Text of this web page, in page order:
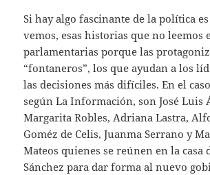
Si hay algo fascinante de la política
vemos, esas historias que no leemos
parlamentarias porque las
“fontaneros”, los que ayudan a los
las decisiones más difíciles. En el
según La Información, son José Luis
Margarita Robles, Adriana Lastra,
Goméz de Celis, Juanma Serrano y
Mateos quienes se reúnen en la casa
Sánchez para dar forma al nuevo